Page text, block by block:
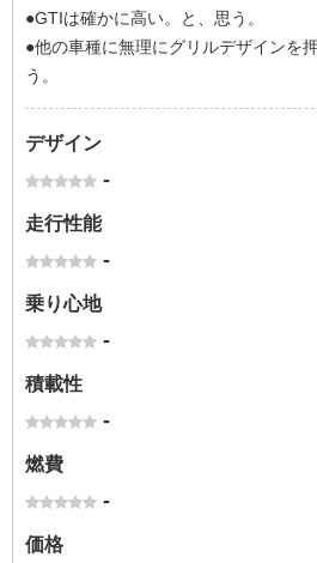
●GTIは確かに高い。と、思う。
●他の車種に無理にグリルデザインを
う。
デザイン
-
走行性能
-
乗り心地
-
積載性
-
燃費
-
価格